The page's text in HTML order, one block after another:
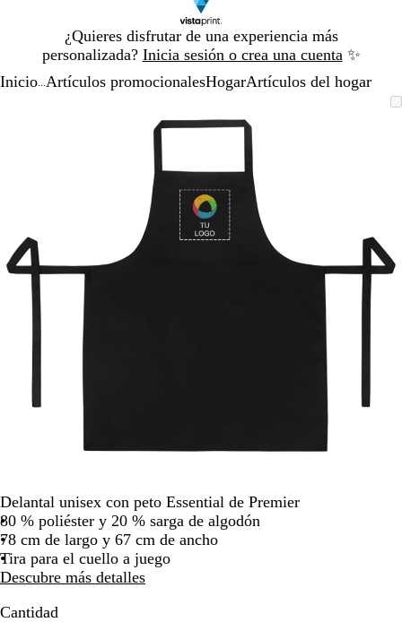
¿Quieres disfrutar de una experiencia más
personalizada? Inicia sesión o crea una cuenta ✨
1
Inicio Artículos promocionalesHogarArtículos del hogar
ampliable
hasta
mínimo
clic
expandir
las
más
y
menos
para
Delantal unisex con peto Essential de Premier
80 % poliéster y 20 % sarga de algodón
78 cm de largo y 67 cm de ancho
Tira para el cuello a juego
Descubre más detalles
Cantidad